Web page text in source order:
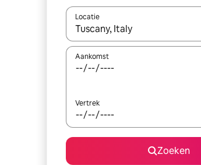
Locatie
Wanneer er resultaten
Aankomst
Vertrek
Zoeken